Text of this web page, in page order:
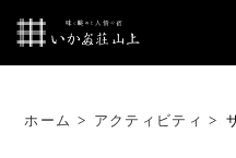
ホーム > アクティビティ >